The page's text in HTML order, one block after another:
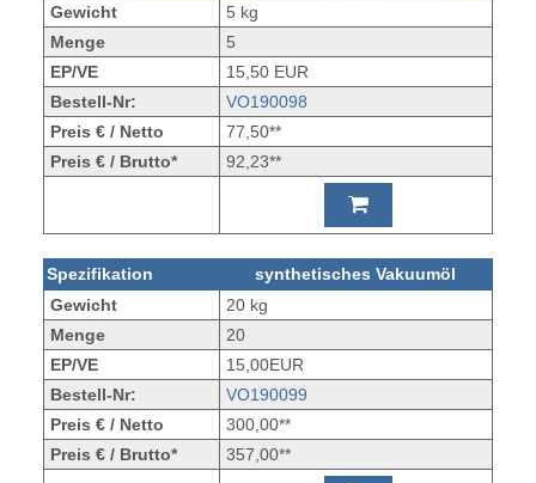
Gewicht
5 kg
Menge
5
EP/VE
15,50 EUR
Bestell-Nr:
VO190098
Preis € / Netto
77,50**
Preis € / Brutto*
92,23**
Spezifikation
synthetisches Vakuumöl
Gewicht
20 kg
Menge
20
EP/VE
15,00EUR
Bestell-Nr:
VO190099
Preis € / Netto
300,00**
Preis € / Brutto*
357,00**